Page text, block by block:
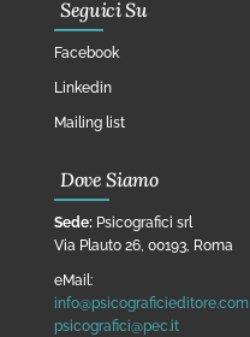
Seguici Su
Facebook
Linkedin
Mailing list
Dove Siamo
Sede: Psicografici srl
Via Plauto 26, 00193, Roma
eMail:
info@psicograficieditore.com
psicografici@pec.it